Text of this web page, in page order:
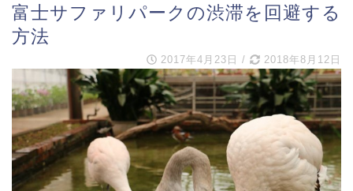
富士サファリパークの渋滞を回避する
方法
2017年4月23日 / 2018年8月12日